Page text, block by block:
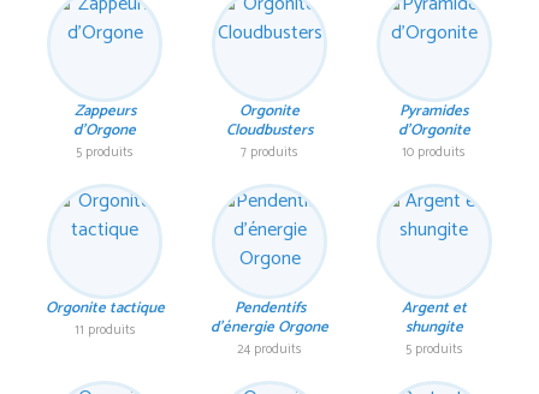
Zappeurs
d'Orgone
5 produits
Orgonite
Cloudbusters
7 produits
Pyramides
d'Orgonite
10 produits
Orgonite tactique
11 produits
Pendentifs
d'énergie Orgone
24 produits
Argent et
shungite
5 produits